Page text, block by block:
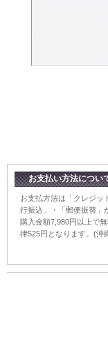
お支払い方法につい
お支払方法は「クレジッ
行振込」・「郵便振替」
購入金額7,980円以上で
律525円となります。(沖